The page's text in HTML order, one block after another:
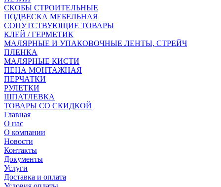
СКОБЫ СТРОИТЕЛЬНЫЕ
ПОДВЕСКА МЕБЕЛЬНАЯ
СОПУТСТВУЮЩИЕ ТОВАРЫ
КЛЕЙ / ГЕРМЕТИК
МАЛЯРНЫЕ И УПАКОВОЧНЫЕ ЛЕНТЫ, СТРЕЙЧ
ПЛЕНКА
МАЛЯРНЫЕ КИСТИ
ПЕНА МОНТАЖНАЯ
ПЕРЧАТКИ
РУЛЕТКИ
ШПАТЛЕВКА
ТОВАРЫ СО СКИДКОЙ
Главная
О нас
О компании
Новости
Контакты
Документы
Услуги
Доставка и оплата